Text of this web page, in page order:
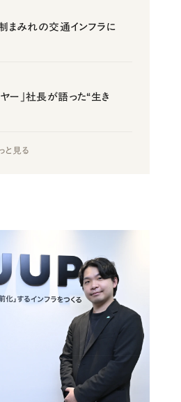
まみれの交通インフラに
ー」社長が語った“生き
と見る